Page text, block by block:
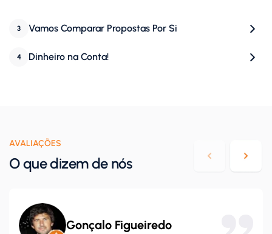
3 Vamos Comparar Propostas Por Si
4 Dinheiro na Conta!
AVALIAÇÕES
O que dizem de nós
Gonçalo Figueiredo